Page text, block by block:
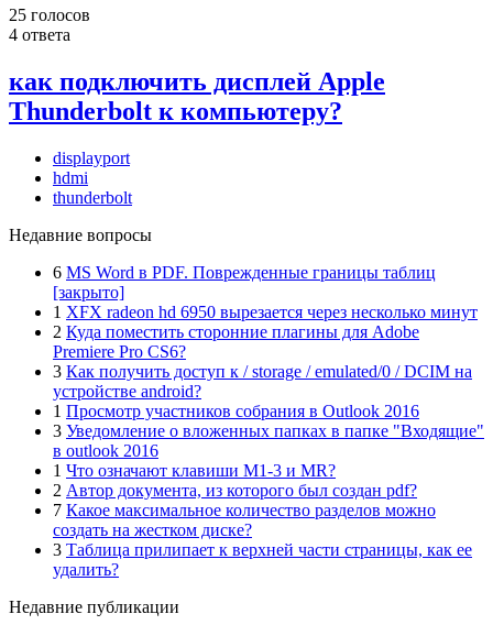
25 голосов
4 ответа
как подключить дисплей Apple
Thunderbolt к компьютеру?
displayport
hdmi
thunderbolt
Недавние вопросы
6 MS Word в PDF. Поврежденные границы таблиц
[закрыто]
1 XFX radeon hd 6950 вырезается через несколько минут
2 Куда поместить сторонние плагины для Adobe
Premiere Pro CS6?
3 Как получить доступ к / storage / emulated/0 / DCIM на
устройстве android?
1 Просмотр участников собрания в Outlook 2016
3 Уведомление о вложенных папках в папке "Входящие"
в outlook 2016
1 Что означают клавиши M1-3 и MR?
2 Автор документа, из которого был создан pdf?
7 Какое максимальное количество разделов можно
создать на жестком диске?
3 Таблица прилипает к верхней части страницы, как ее
удалить?
Недавние публикации